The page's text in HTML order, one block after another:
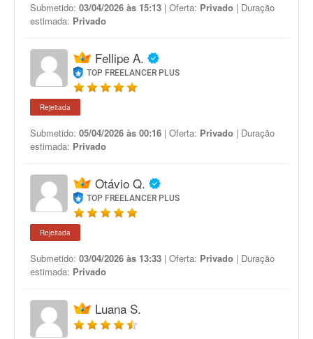
Submetido: 03/04/2026 às 15:13 | Oferta: Privado | Duração
estimada: Privado
Fellipe A.
TOP FREELANCER PLUS
Rejeitada
Submetido: 05/04/2026 às 00:16 | Oferta: Privado | Duração
estimada: Privado
Otávio Q.
TOP FREELANCER PLUS
Rejeitada
Submetido: 03/04/2026 às 13:33 | Oferta: Privado | Duração
estimada: Privado
Luana S.